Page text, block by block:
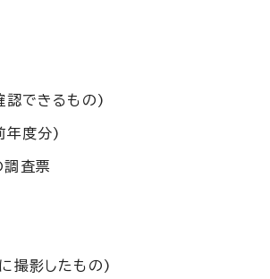
認できるもの)
年度分)
査票
撮影したもの)